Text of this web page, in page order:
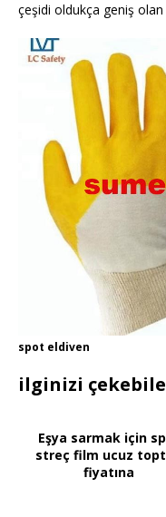
çeşidi oldukça geniş olan
spot eldiven
ilginizi
Eşya sarmak için
streç film ucuz
fiyatına